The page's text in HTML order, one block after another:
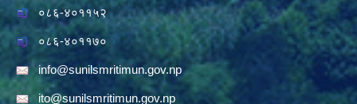
०८६-४०११५२
०८६-४०११७०
info@sunilsmritimun.gov.np
ito@sunilsmritimun.gov.np